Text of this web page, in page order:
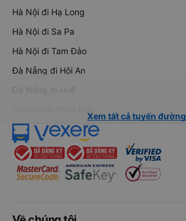
Hà Nội đi Hạ Long
Hà Nội đi Sa Pa
Hà Nội đi Tam Đảo
Đà Nẵng đi Hội An
Đà Nẵng đi Huế
Xem tất cả tuyến đường